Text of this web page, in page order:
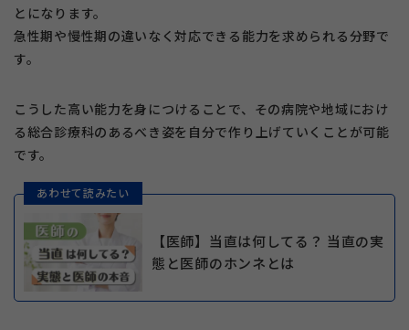
とになります。
急性期や慢性期の違いなく対応できる能力を求められる分野で
す。
こうした高い能力を身につけることで、その病院や地域におけ
る総合診療科のあるべき姿を自分で作り上げていくことが可能
です。
あわせて読みたい
【医師】当直は何してる？ 当直の実
態と医師のホンネとは